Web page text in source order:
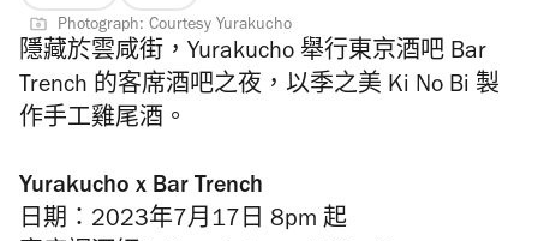
Photograph: Courtesy Yurakucho
隱藏於雲咸街，Yurakucho 舉行東京酒吧 Bar
Trench 的客席酒吧之夜 ，以季之美 Ki No Bi 製
作手工雞尾酒。
Yurakucho x Bar Trench
日期：2023年7月17日 8pm 起